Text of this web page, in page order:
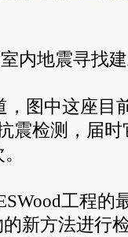
内地震寻找
图中这座目
震检测，届
工程的
新方法进行